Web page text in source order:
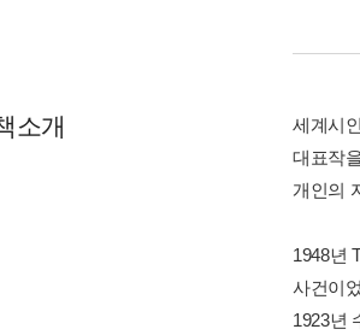
소개
세계시
대표작
개인의
1948년
사건이
1923년